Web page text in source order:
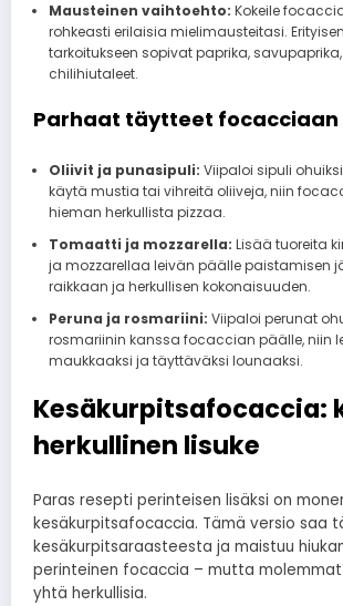
Mausteinen vaihtoehto: Kokeile
rohkeasti erilaisia mielimausteitasi.
tarkoitukseen sopivat paprika,
chilihiutaleet.
Parhaat täytteet focacciaan
Oliivit ja punasipuli: Viipaloi sipuli
käytä mustia tai vihreitä oliiveja, niin
hieman herkullista pizzaa.
Tomaatti ja mozzarella: Lisää tuoreita
ja mozzarellaa leivän päälle paistamisen
raikkaan ja herkullisen kokonaisuuden.
Peruna ja rosmariini: Viipaloi perunat
rosmariinin kanssa focaccian päälle, niin
maukkaaksi ja täyttäväksi lounaaksi.
Kesäkurpitsafocaccia:
herkullinen lisuke
Paras resepti perinteisen lisäksi on
kesäkurpitsafocaccia. Tämä versio saa
kesäkurpitsaraasteesta ja maistuu
perinteinen focaccia – mutta
yhtä herkullisia.